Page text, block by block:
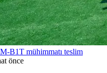
B1T mühimmatı teslim
önce